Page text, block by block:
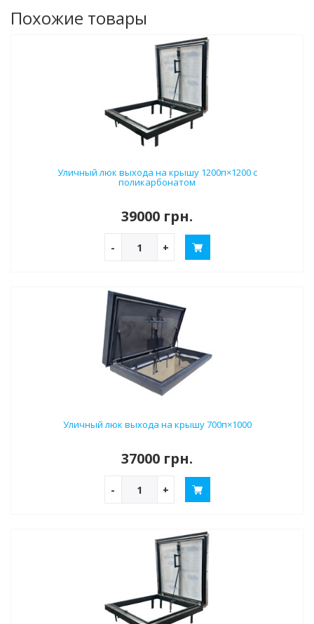
Похожие товары
Уличный люк выхода на крышу 1200п×1200 с
поликарбонатом
39000 грн.
- +
Уличный люк выхода на крышу 700п×1000
37000 грн.
- +